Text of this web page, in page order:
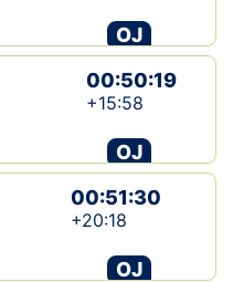
OJ
00:50:19
+15:58
OJ
00:51:30
+20:18
OJ